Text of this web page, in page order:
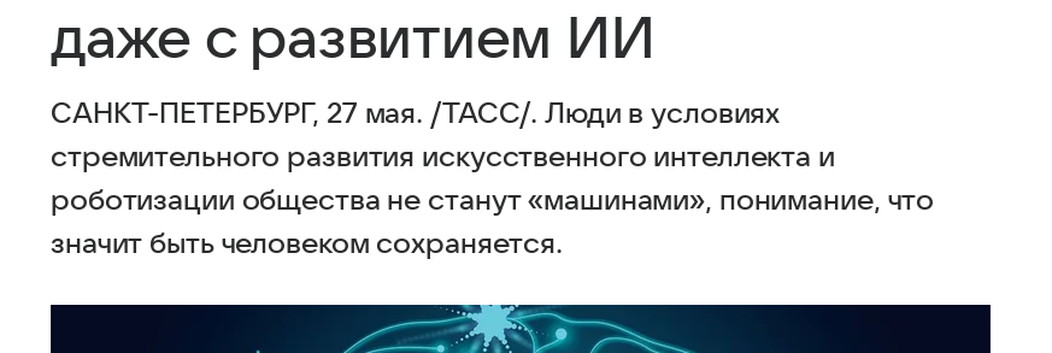
даже с развитием ИИ
САНКТ-ПЕТЕРБУРГ, 27 мая. /ТАСС/. Люди в условиях
стремительного развития искусственного интеллекта и
роботизации общества не станут «машинами», понимание, что
значит быть человеком сохраняется.